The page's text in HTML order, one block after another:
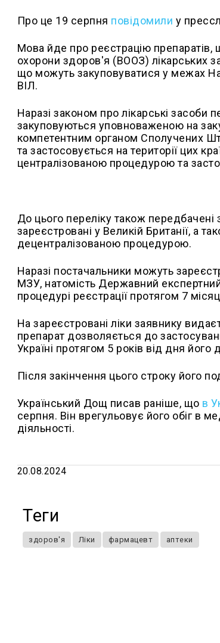
Про це 19 серпня повідомили у
Мова йде про реєстрацію препаратів,
охорони здоров'я (ВООЗ) лікарських
що можуть закуповуватися у межах
ВІЛ.
Наразі законом про лікарські засоби
закуповуються уповноваженою на
компетентним органом Сполучених
та застосовується на території цих
централізованою процедурою та
До цього переліку також передбачені
зареєстровані у Великій Британії, а
децентралізованою процедурою.
Наразі постачальники можуть
МЗУ, натомість Державний
процедурі реєстрації протягом 7
На зареєстровані ліки заявнику
препарат дозволяється до
Україні протягом 5 років від дня його
Після закінчення цього строку його
Український Дощ писав раніше, що в
серпня. Він врегульовує його обіг в
діяльності.
20.08.2024
Теги
здоров'я Ліки фармацевт аптеки